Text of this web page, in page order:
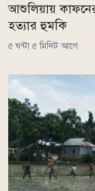
আশুলিয়ায়
হত্যার হুমকি
৫ ঘন্টা ৫ মিনিট আগে